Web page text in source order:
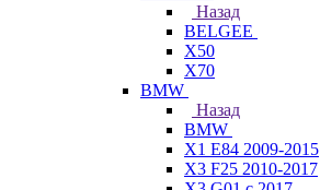
Назад
BELGEE
X50
X70
BMW
Назад
BMW
X1 E84 2009-2015
X3 F25 2010-2017